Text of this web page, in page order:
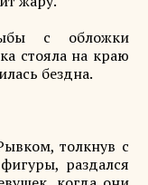
с обложки
стояла на краю
бездна.
толкнув с
раздался